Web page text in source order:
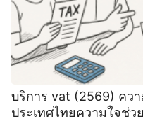
บริการ vat (2569) คว
ประเทศไทยความใจช่วย